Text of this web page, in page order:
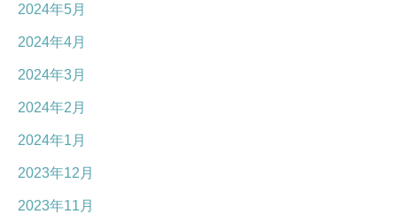
2024年5月
2024年4月
2024年3月
2024年2月
2024年1月
2023年12月
2023年11月